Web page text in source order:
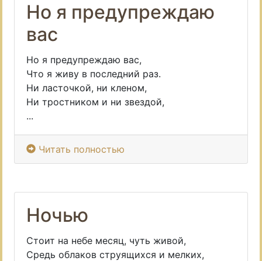
Но я предупреждаю
вас
Но я предупреждаю вас,
Что я живу в последний раз.
Ни ласточкой, ни кленом,
Ни тростником и ни звездой,
...
Читать полностью
Ночью
Стоит на небе месяц, чуть живой,
Средь облаков струящихся и мелких,